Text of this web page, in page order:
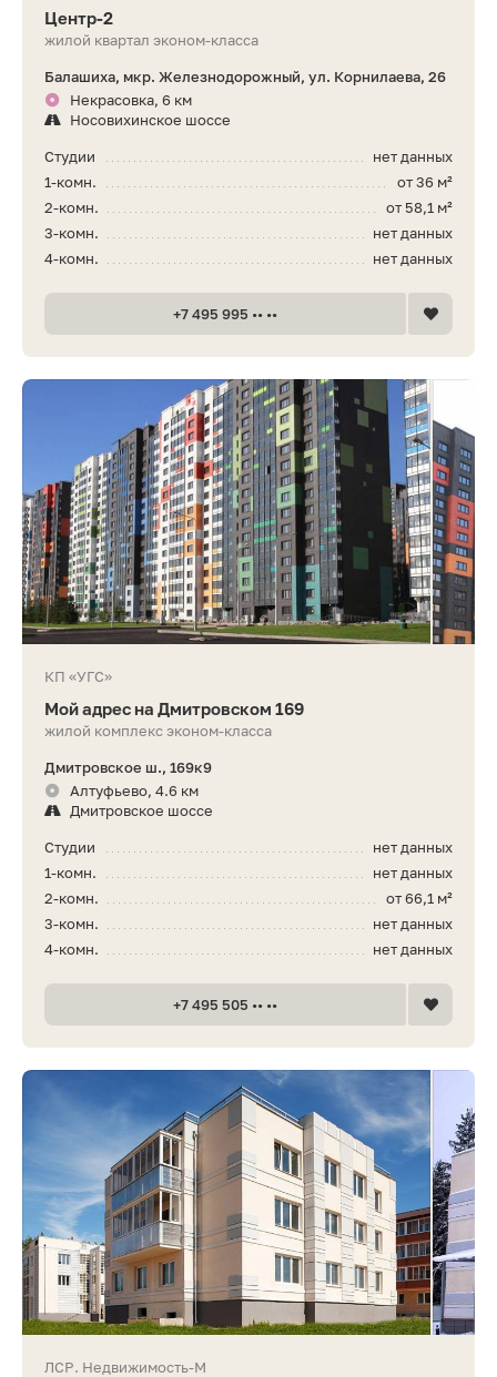
Центр-2
жилой квартал эконом-класса
Балашиха, мкр. Железнодорожный, ул. Корнилаева, 26
Некрасовка, 6 км
Носовихинское шоссе
нет данных
Студии
от 36 м²
1-комн.
от 58,1 м²
2-комн.
нет данных
3-комн.
нет данных
4-комн.
+7 495 995 •• ••
КП «УГС»
Мой адрес на Дмитровском 169
жилой комплекс эконом-класса
Дмитровское ш., 169к9
Алтуфьево, 4.6 км
Дмитровское шоссе
нет данных
Студии
нет данных
1-комн.
от 66,1 м²
2-комн.
нет данных
3-комн.
нет данных
4-комн.
+7 495 505 •• ••
ЛСР. Недвижимость-М